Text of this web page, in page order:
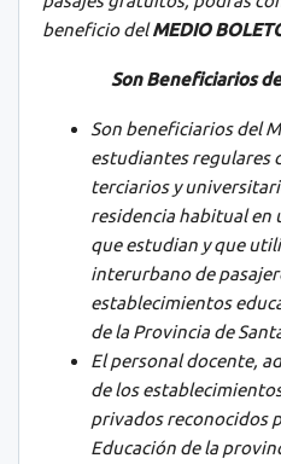
beneficio delMEDIO
Son Beneficiarios
Son beneficiarios del
estudiantes regulares
terciarios y
residencia habitual en
que estudian y que
interurbano de
establecimientos
de la Provincia de
El personal docente,
de los
privados reconocidos
Educación de la